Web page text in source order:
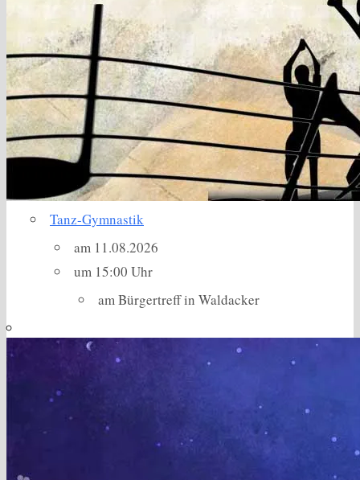
Tanz-Gymnastik
am 11.08.2026
um 15:00 Uhr
am Bürgertreff in Waldacker